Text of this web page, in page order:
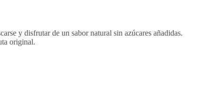
y disfrutar de un sabor natural sin azúcares añadidas.
original.